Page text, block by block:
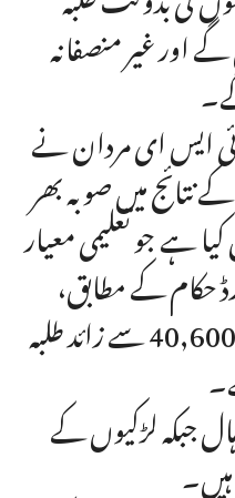
اور غیر منصفانہ
ایس ای مردان نے
میں صوبہ بھر
ہے جو تعلیمی معیار
حکام کے مطابق،
آنے والے امتحانات میں 40,600 سے زائد طلبہ
امتحانی ہال جبکہ لڑکیوں کے